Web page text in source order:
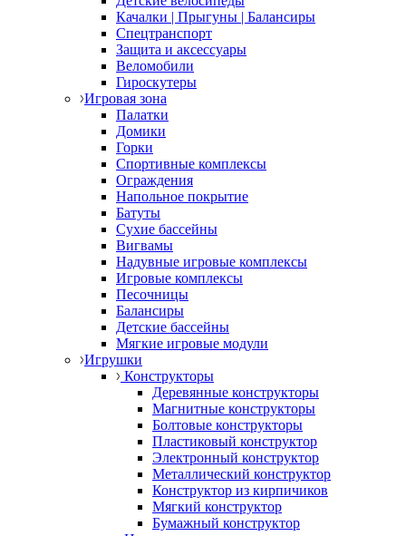
Качалки | Прыгуны | Балансиры
Спецтранспорт
Защита и аксессуары
Веломобили
Гироскутеры
Игровая зона
Палатки
Домики
Горки
Спортивные комплексы
Ограждения
Напольное покрытие
Батуты
Сухие бассейны
Вигвамы
Надувные игровые комплексы
Игровые комплексы
Песочницы
Балансиры
Детские бассейны
Мягкие игровые модули
Игрушки
Конструкторы
Деревянные конструкторы
Магнитные конструкторы
Болтовые конструкторы
Пластиковый конструктор
Электронный конструктор
Металлический конструктор
Конструктор из кирпичиков
Мягкий конструктор
Бумажный конструктор